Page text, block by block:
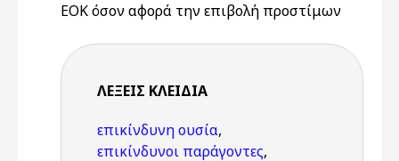
ΕΟΚ όσον αφορά την επιβολή προστίμων
ΛΈΞΕΙΣ KΛΕΙΔΙΆ
επικίνδυνη ουσία,
επικίνδυνοι παράγοντες,